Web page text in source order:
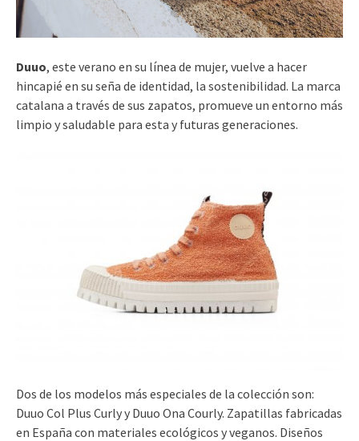
Duuo, este verano en su línea de mujer, vuelve a hacer
hincapié en su seña de identidad, la sostenibilidad. La marca
catalana a través de sus zapatos, promueve un entorno más
limpio y saludable para esta y futuras generaciones.
Dos de los modelos más especiales de la colección son:
Duuo Col Plus Curly y Duuo Ona Courly. Zapatillas fabricadas
en España con materiales ecológicos y veganos. Diseños